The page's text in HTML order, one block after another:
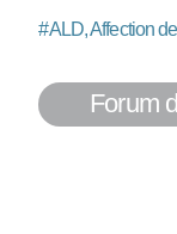
#ALD, Affection
Forum